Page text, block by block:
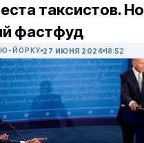
таксистов.
фастфуд
ЙОРКУ 27 ИЮНЯ 2024 18:52